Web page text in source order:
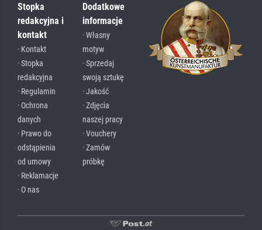
Stopka
redakcyjna i
kontakt
· Kontakt
· Stopka
redakcyjna
· Regulamin
· Ochrona
danych
· Prawo do
odstąpienia
od umowy
· Reklamacje
· O nas
Dodatkowe
informacje
· Własny
motyw
· Sprzedaj
swoją sztukę
· Jakość
· Zdjęcia
naszej pracy
· Vouchery
· Zamów
próbkę